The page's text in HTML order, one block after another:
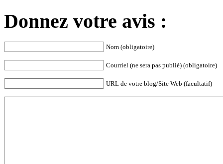
Donnez votre avis :
Nom (obligatoire)
Courriel (ne sera pas publié) (obligatoire)
URL de votre blog/Site Web (facultatif)